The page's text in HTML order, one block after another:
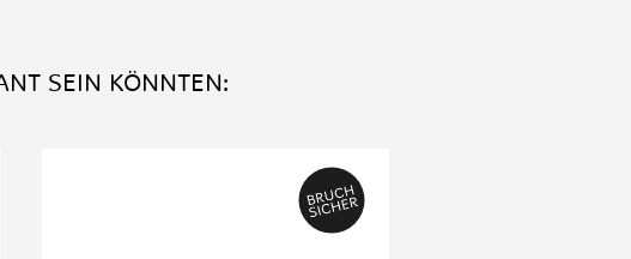
SEIN KÖNNTEN: